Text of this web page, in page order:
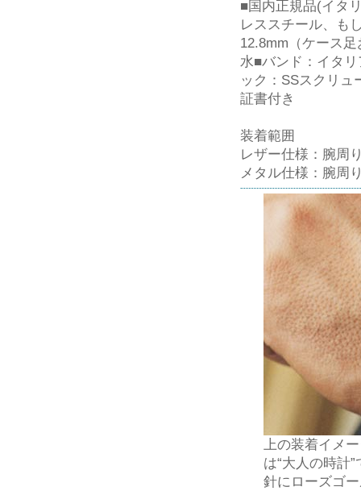
■国内正規品(イタ
レススチール、も
12.8mm（ケース
水■バンド：イタ
ック：SSスクリ
証書付き
装着範囲
レザー仕様：腕周
メタル仕様：腕
上の装着イメ
は“大人の時計
針にローズゴ